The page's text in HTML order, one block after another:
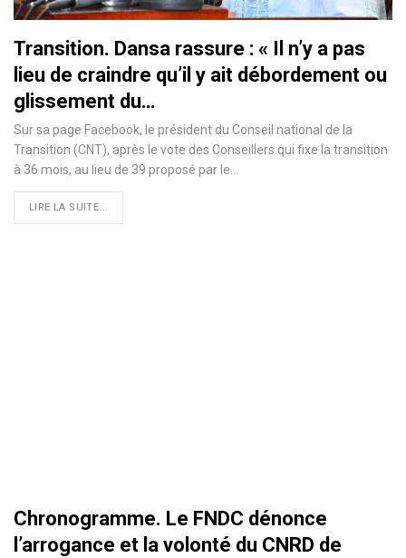
Transition. Dansa rassure : « Il n’y a pas
lieu de craindre qu’il y ait débordement ou
glissement du…
Sur sa page Facebook, le président du Conseil national de la
Transition (CNT), après le vote des Conseillers qui fixe la transition
à 36 mois, au lieu de 39 proposé par le…
LIRE LA SUITE...
Chronogramme. Le FNDC dénonce
l’arrogance et la volonté du CNRD de